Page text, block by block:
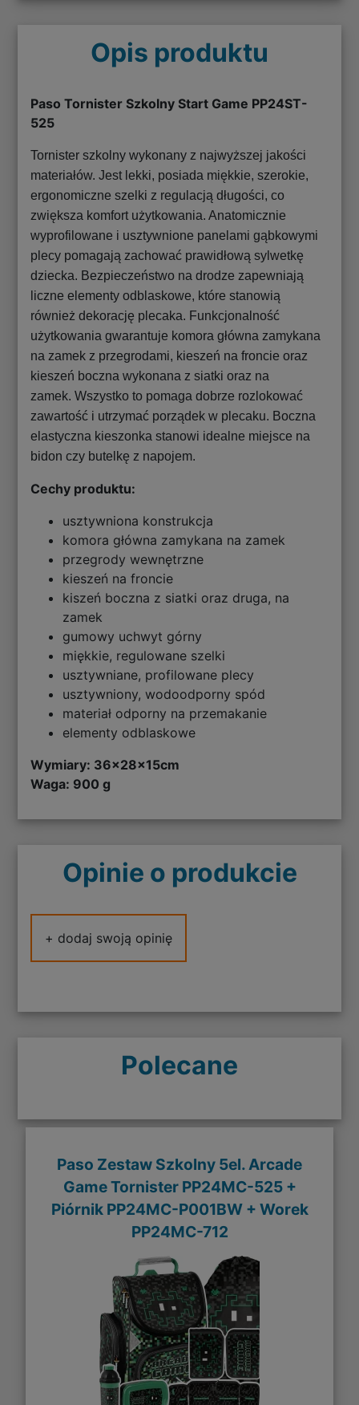
Opis produktu
Paso Tornister Szkolny Start Game PP24ST-
525
Tornister szkolny wykonany z najwyższej jakości
materiałów. Jest lekki, posiada miękkie, szerokie,
ergonomiczne szelki z regulacją długości, co
zwiększa komfort użytkowania. Anatomicznie
wyprofilowane i usztywnione panelami gąbkowymi
plecy pomagają zachować prawidłową sylwetkę
dziecka. Bezpieczeństwo na drodze zapewniają
liczne elementy odblaskowe, które stanowią
również dekorację plecaka. Funkcjonalność
użytkowania gwarantuje komora główna zamykana
na zamek z przegrodami, kieszeń na froncie oraz
kieszeń boczna wykonana z siatki oraz na
zamek. Wszystko to pomaga dobrze rozlokować
zawartość i utrzymać porządek w plecaku. Boczna
elastyczna kieszonka stanowi idealne miejsce na
bidon czy butelkę z napojem.
Cechy produktu:
usztywniona konstrukcja
komora główna zamykana na zamek
przegrody wewnętrzne
kieszeń na froncie
kiszeń boczna z siatki oraz druga, na
zamek
gumowy uchwyt górny
miękkie, regulowane szelki
usztywniane, profilowane plecy
usztywniony, wodoodporny spód
materiał odporny na przemakanie
elementy odblaskowe
Wymiary: 36x28x15cm
Waga: 900 g
Opinie o produkcie
+ dodaj swoją opinię
Polecane
Paso Zestaw Szkolny 5el. Arcade
Game Tornister PP24MC-525 +
Piórnik PP24MC-P001BW + Worek
PP24MC-712